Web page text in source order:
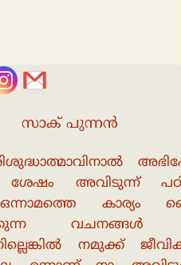
സാക് പുന്നൻ
ശേഷം അവിടുന്ന്
കാര്യം
വചനങ്ങൾ
നമുക്ക്